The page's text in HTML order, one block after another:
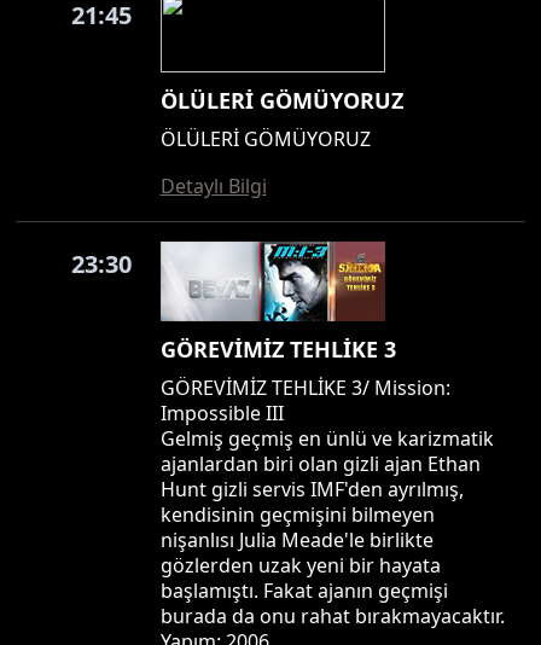
21:45
ÖLÜLERİ GÖMÜYORUZ
ÖLÜLERİ GÖMÜYORUZ
Detaylı Bilgi
23:30
GÖREVİMİZ TEHLİKE 3
GÖREVİMİZ TEHLİKE 3/ Mission:
Impossible III
Gelmiş geçmiş en ünlü ve karizmatik
ajanlardan biri olan gizli ajan Ethan
Hunt gizli servis IMF'den ayrılmış,
kendisinin geçmişini bilmeyen
nişanlısı Julia Meade'le birlikte
gözlerden uzak yeni bir hayata
başlamıştı. Fakat ajanın geçmişi
burada da onu rahat bırakmayacaktır.